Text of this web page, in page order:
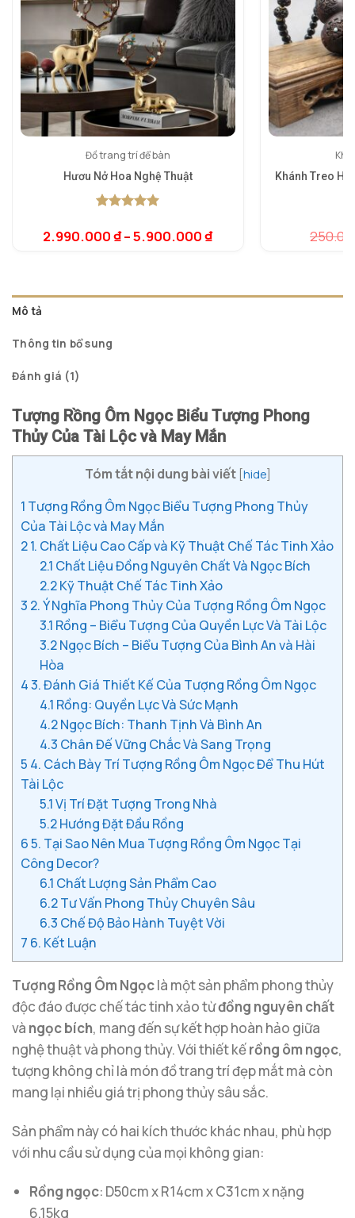
Đồ trang trí để bàn
Hươu Nở Hoa Nghệ Thuật
dựa trên
đánh giá
2.990.000₫–5.900.000₫
Khánh Treo Hồ
Mô tả
Thông tin bổ sung
Đánh giá (1)
Tượng Rồng Ôm Ngọc Biểu Tượng Phong
Thủy Của Tài Lộc và May Mắn
Tóm tắt nội dung bài viết [hide]
1 Tượng Rồng Ôm Ngọc Biểu Tượng Phong Thủy
Của Tài Lộc và May Mắn
21. Chất Liệu Cao Cấp và Kỹ Thuật Chế Tác Tinh Xảo
2.1 Chất Liệu Đồng Nguyên Chất Và Ngọc Bích
2.2Kỹ Thuật Chế Tác Tinh Xảo
3 2. Ý Nghĩa Phong Thủy Của Tượng Rồng Ôm Ngọc
3.1 Rồng – Biểu Tượng Của Quyền Lực Và Tài Lộc
3.2Ngọc Bích – Biểu Tượng Của Bình An và Hài
Hòa
43. Đánh Giá Thiết Kế Của Tượng Rồng Ôm Ngọc
4.1 Rồng: Quyền Lực Và Sức Mạnh
4.2Ngọc Bích: Thanh Tịnh Và Bình An
4.3 Chân Đế Vững Chắc Và Sang Trọng
5 4. Cách Bày Trí Tượng Rồng Ôm Ngọc Để Thu Hút
Tài Lộc
5.1Vị Trí Đặt Tượng Trong Nhà
5.2Hướng Đặt Đầu Rồng
65. Tại Sao Nên Mua Tượng Rồng Ôm Ngọc Tại
Công Decor?
6.1 Chất Lượng Sản Phẩm Cao
6.2Tư Vấn Phong Thủy Chuyên Sâu
6.3 Chế Độ Bảo Hành Tuyệt Vời
7 6. Kết Luận
Tượng Rồng Ôm Ngọclà một sản phẩm phong thủy
độc đáo được chế tác tinh xảo từđồng nguyên chất
và ngọc bích, mang đến sự kết hợp hoàn hảo giữa
nghệ thuật và phong thủy. Với thiết kếrồng ôm ngọc,
tượng không chỉ là món đồ trang trí đẹp mắt mà còn
mang lại nhiều giá trị phong thủy sâu sắc.
Sản phẩm này có hai kích thước khác nhau, phù hợp
với nhu cầu sử dụng của mọi không gian:
Rồng ngọc: D50cm x R14cm x C31cm x nặng
6.15kg